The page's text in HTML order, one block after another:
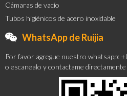
Cámaras de vacío
Tubos higiénicos de acero inoxidable
WhatsApp de Ruijia
Por favor agregue nuestro whatsapp:
o escanealo y contactame directamente